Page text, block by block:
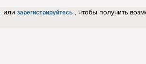
или зарегистрируйтесь , чтобы получить